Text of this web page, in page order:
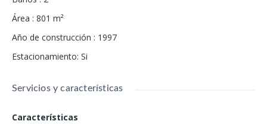
Área : 801 m²
Año de construcción : 1997
Estacionamiento: Si
Servicios y características
Características